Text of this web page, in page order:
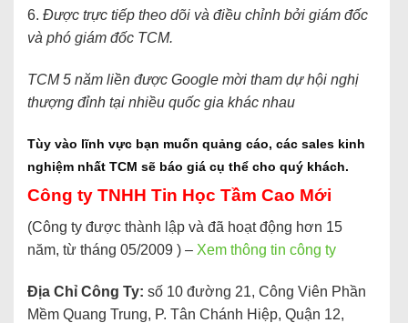
6. Được trực tiếp theo dõi và điều chỉnh bởi giám đốc
và phó giám đốc TCM.
TCM 5 năm liền được Google mời tham dự hội nghị
thượng đỉnh tại nhiều quốc gia khác nhau
Tùy vào lĩnh vực bạn muốn quảng cáo, các sales kinh
nghiệm nhất TCM sẽ báo giá cụ thể cho quý khách.
Công ty TNHH Tin Học Tầm Cao Mới
(Công ty được thành lập và đã hoạt động hơn 15
năm, từ tháng 05/2009 ) – Xem thông tin công ty
Địa Chỉ Công Ty: số 10 đường 21, Công Viên Phần
Mềm Quang Trung, P. Tân Chánh Hiệp, Quận 12,